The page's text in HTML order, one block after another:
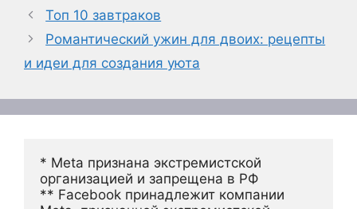
Топ 10 завтраков
Романтический ужин для двоих: рецепты
и идеи для создания уюта
* Meta признана экстремистской
организацией и запрещена в РФ
** Facebook принадлежит компании